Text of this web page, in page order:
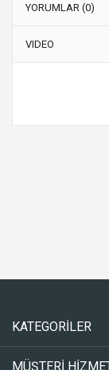
YORUMLAR (0)
VIDEO
KATEGORİLER
MÜŞTERİ